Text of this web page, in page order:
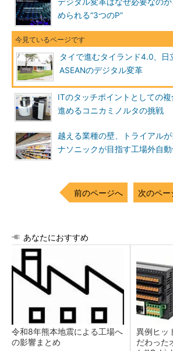
められる“3つのP”
タイで進むタイランド4.0、日
ASEANのデジタル変革
ITのタッチポイントとしての
進めるコニカミノルタの挑戦
越える業種の壁、トライアル
ナソニックが目指す工場外自
前のページへ 次のペー
あなたにおすすめ
令和8年熊本地震による工場へ
の影響まとめ
異例ヒッ
だわった